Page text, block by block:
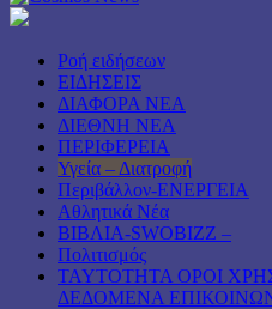
Ροή ειδήσεων
ΕΙΔΗΣΕΙΣ
ΔΙΑΦΟΡΑ ΝΕΑ
ΔΙΕΘΝΗ ΝΕΑ
ΠΕΡΙΦΕΡΕΙΑ
Υγεία – Διατροφή
Περιβάλλον-ΕΝΕΡΓΕΙΑ
Αθλητικά Νέα
ΒΙΒΛΙΑ-SWOBIZZ –
Πολιτισμός
TAYTOTHTA ΟΡΟΙ
ΔΕΔΟΜΕΝΑ